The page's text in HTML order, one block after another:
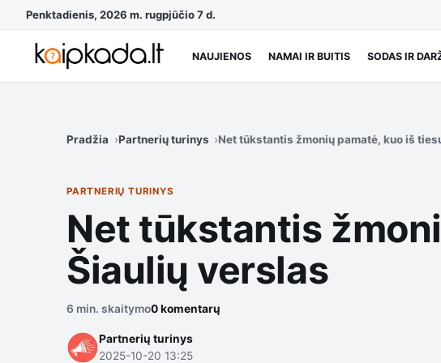
Penktadienis, 2026 m. rugpjūčio 7 d.
NAUJIENOS NAMAI IR BUITIS SODAS IR
Pradžia Partnerių turinys Net tūkstantis žmonių pamatė, kuo iš
PARTNERIŲ TURINYS
Net tūkstantis
Šiaulių verslas
6 min. skaitymo0 komentarų
Partnerių turinys
2025-10-20 13:25